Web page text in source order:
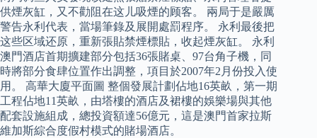
供煙灰缸，又不勸阻在这儿吸煙的顾客。 兩局于是嚴厲
警告永利代表，當場筆錄及展開處罰程序。 永利最後把
这些区域还原，重新張貼禁煙標貼，收起煙灰缸。 永利
澳門酒店首期擴建部分包括36張賭桌、97台角子機，同
時將部分食肆位置作出調整，項目於2007年2月份投入使
用。 高華大廈平面圖 整個發展計劃佔地16英畝，第一期
工程佔地11英畝，由塔樓的酒店及裙樓的娛樂場與其他
配套設施組成，總投資額達56億元，這是澳門首家拉斯
維加斯綜合度假村模式的賭場酒店。